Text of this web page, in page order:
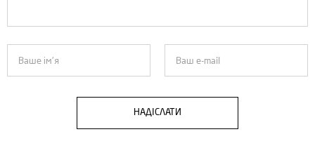
НАДІСЛАТИ